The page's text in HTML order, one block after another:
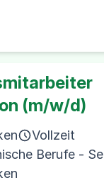
(m/w/d)
Vollzeit
Berufe -